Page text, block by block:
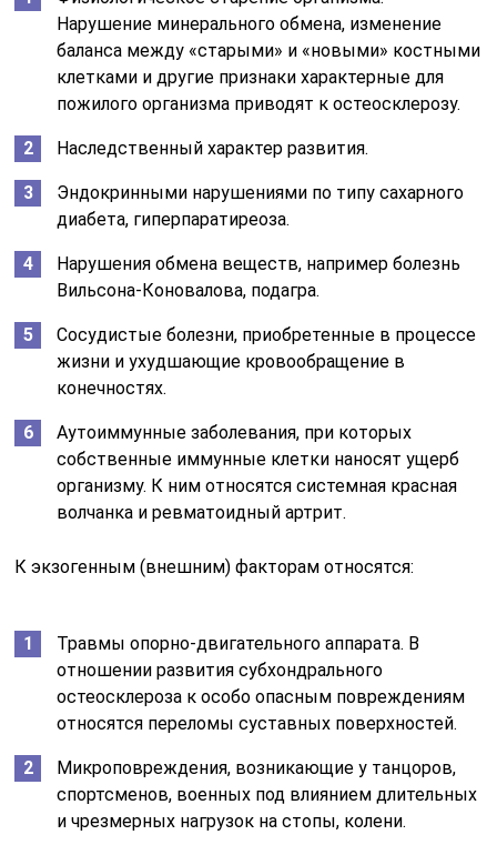
Нарушение минерального обмена, изменение
баланса между «старыми» и «новыми» костными
клетками и другие признаки характерные для
пожилого организма приводят к остеосклерозу.
Наследственный характер развития.
Эндокринными нарушениями по типу сахарного
диабета, гиперпаратиреоза.
Нарушения обмена веществ, например болезнь
Вильсона-Коновалова, подагра.
Сосудистые болезни, приобретенные в процессе
жизни и ухудшающие кровообращение в
конечностях.
Аутоиммунные заболевания, при которых
собственные иммунные клетки наносят ущерб
организму. К ним относятся системная красная
волчанка и ревматоидный артрит.
К экзогенным (внешним) факторам относятся:
Травмы опорно-двигательного аппарата. В
отношении развития субхондрального
остеосклероза к особо опасным повреждениям
относятся переломы суставных поверхностей.
Микроповреждения, возникающие у танцоров,
спортсменов, военных под влиянием длительных
и чрезмерных нагрузок на стопы, колени.